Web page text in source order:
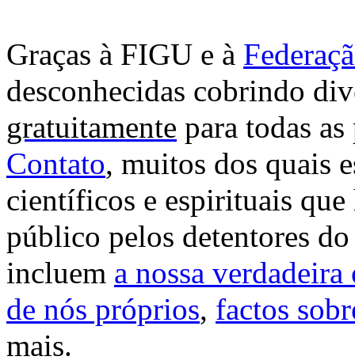
Graças à FIGU e à
desconhecidas cobrindo
gratuitamente para todas
Contato, muitos dos quais
científicos e espirituais
público pelos detentores
incluem a nossa
de nós próprios, factos
mais.